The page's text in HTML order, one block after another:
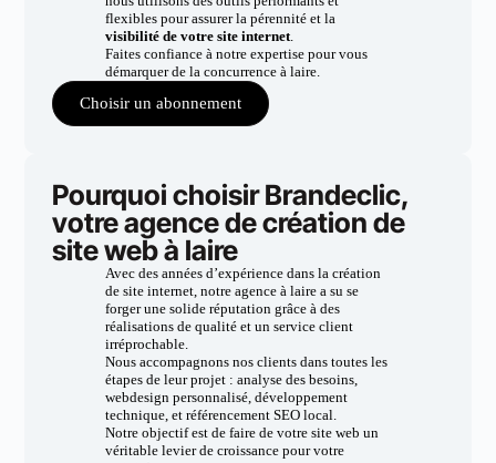
flexibles pour assurer la pérennité et la
visibilité de votre site internet.
Faites confiance à notre expertise pour vous
démarquer de la concurrence à laire.
Choisir un abonnement
Pourquoi choisir Brandeclic,
votre agence de création de
site web à laire
Avec des années d’expérience dans la création
de site internet, notre agence à laire a su se
forger une solide réputation grâce à des
réalisations de qualité et un service client
irréprochable.
Nous accompagnons nos clients dans toutes les
étapes de leur projet : analyse des besoins,
webdesign personnalisé, développement
technique, et référencement SEO local.
Notre objectif est de faire de votre site web un
véritable levier de croissance pour votre